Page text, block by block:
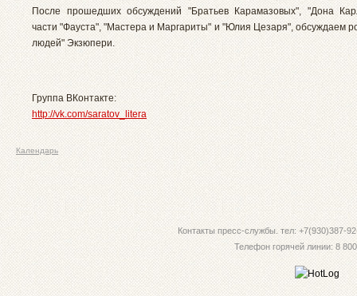
После прошедших обсуждений "Братьев Карамазовых", "Дона
части "Фауста", "Мастера и Маргариты" и "Юлия Цезаря", обсуждаем
людей" Экзюпери.
Группа ВКонтакте:
http://vk.com/saratov_litera
Календарь
Контакты пресс-службы. тел: +7(930)387-
Телефон горячей линии: 8